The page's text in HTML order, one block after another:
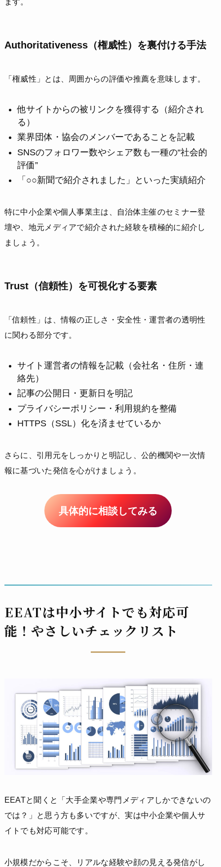
Authoritativeness（権威性）を裏付ける手法
「権威性」とは、周囲からの評価や推薦を意味します。
他サイトからの被リンクを獲得する（紹介され
る）
業界団体・協会のメンバーであることを記載
SNSのフォロワー数やシェア数も一種の“社会的
評価”
「○○新聞で紹介されました」といった実績紹介
特に中小企業や個人事業主は、自治体主催のセミナー登
壇や、地元メディアで紹介された経験を積極的に紹介し
ましょう。
Trust（信頼性）を可視化する要素
「信頼性」は、情報の正しさ・安全性・運営者の透明性
に関わる部分です。
サイト運営者の情報を記載（会社名・住所・連
絡先）
記事の公開日・更新日を明記
プライバシーポリシー・利用規約を整備
HTTPS（SSL）化を済ませているか
さらに、引用元をしっかりと明記し、公的機関や一次情
報に基づいた発信を心がけましょう。
具体的に相談してみる
EEATは中小サイトでも対応可
能！やさしいチェックリスト
EEATと聞くと「大手企業や専門メディアしかできないの
では？」と思う方も多いですが、実は中小企業や個人サ
イトでも対応可能です。
小規模だからこそ、リアルな経験や顔の見える発信がし